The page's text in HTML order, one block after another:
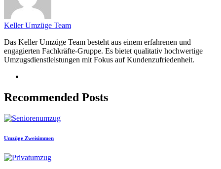
Keller Umzüge Team
Das Keller Umzüge Team besteht aus einem erfahrenen und
engagierten Fachkräfte-Gruppe. Es bietet qualitativ hochwertige
Umzugsdienstleistungen mit Fokus auf Kundenzufriedenheit.
Recommended Posts
Umzüge Zweisimmen